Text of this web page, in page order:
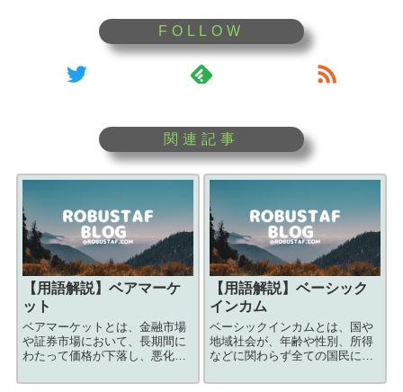
【用語解説】ベアマーケ
ット
ベアマーケットとは、金融市場
や証券市場において、長期間に
わたって価格が下落し、悪化す
指します。
【用語解説】ベーシック
インカム
ベーシックインカムとは、国や
地域社会が、年齢や性別、所得
などに関わらず全ての国民に無
す。